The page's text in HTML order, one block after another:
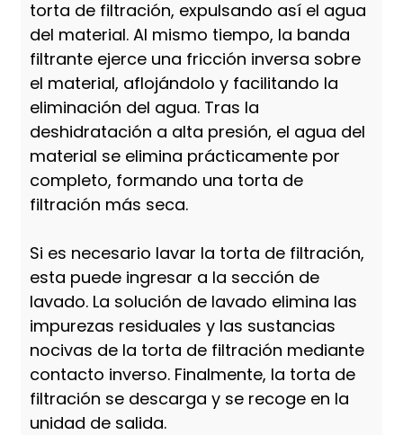
torta de filtración, expulsando así el agua
del material. Al mismo tiempo, la banda
filtrante ejerce una fricción inversa sobre
el material, aflojándolo y facilitando la
eliminación del agua. Tras la
deshidratación a alta presión, el agua del
material se elimina prácticamente por
completo, formando una torta de
filtración más seca.
Si es necesario lavar la torta de filtración,
esta puede ingresar a la sección de
lavado. La solución de lavado elimina las
impurezas residuales y las sustancias
nocivas de la torta de filtración mediante
contacto inverso. Finalmente, la torta de
filtración se descarga y se recoge en la
unidad de salida.